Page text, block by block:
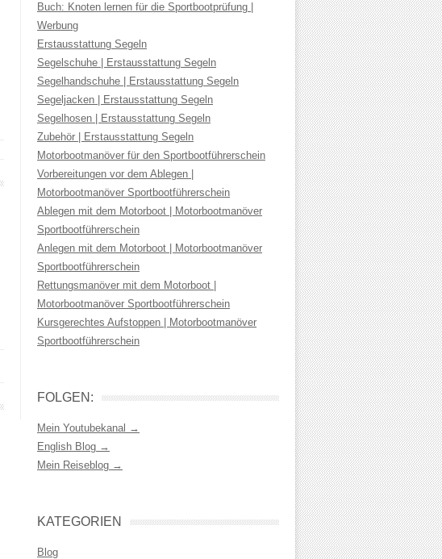
Buch: Knoten lernen für die Sportbootprüfung |
Werbung
Erstausstattung Segeln
Segelschuhe | Erstausstattung Segeln
Segelhandschuhe | Erstausstattung Segeln
Segeljacken | Erstausstattung Segeln
Segelhosen | Erstausstattung Segeln
Zubehör | Erstausstattung Segeln
Motorbootmanöver für den Sportbootführerschein
Vorbereitungen vor dem Ablegen |
Motorbootmanöver Sportbootführerschein
Ablegen mit dem Motorboot | Motorbootmanöver
Sportbootführerschein
Anlegen mit dem Motorboot | Motorbootmanöver
Sportbootführerschein
Rettungsmanöver mit dem Motorboot |
Motorbootmanöver Sportbootführerschein
Kursgerechtes Aufstoppen | Motorbootmanöver
Sportbootführerschein
FOLGEN:
Mein Youtubekanal →
English Blog →
Mein Reiseblog →
KATEGORIEN
Blog